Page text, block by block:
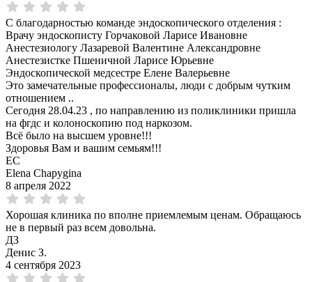
С благодарностью команде эндоскопического отделения :
Врачу эндоскописту Горчаковой Ларисе Ивановне
Анестезиологу Лазаревой Валентине Александровне
Анестезистке Пшеничной Ларисе Юрьевне
Эндоскопической медсестре Елене Валерьевне
Это замечательные профессионалы, люди с добрым чутким
отношением ..
Сегодня 28.04.23 , по направлению из поликлиники пришла
на фгдс и колоноскопию под наркозом.
Всё было на высшем уровне!!!
Здоровья Вам и вашим семьям!!!
EC
Elena Chapygina
8 апреля 2022
Хорошая клиника по вполне приемлемым ценам. Обращаюсь
не в первый раз всем довольна.
ДЗ
Денис З.
4 сентября 2023